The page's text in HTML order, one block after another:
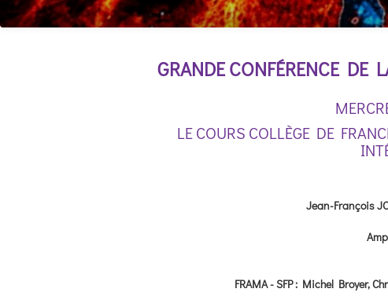
GRANDE CONFÉRENCE DE
LE COURS COLLÈGE DE
Jean-François
FRAMA - SFP : Michel Broyer,